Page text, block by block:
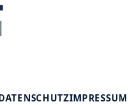
IMPRESSUM